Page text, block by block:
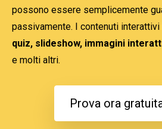
possono essere semplicemente
passivamente. I contenuti interattivi
quiz, slideshow, immagini
e molti altri.
Prova ora